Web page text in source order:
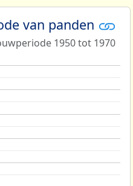
van panden
1950 tot 1970